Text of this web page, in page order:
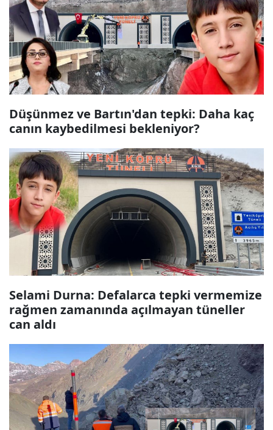
Düşünmez ve Bartın'dan tepki: Daha kaç
canın kaybedilmesi bekleniyor?
Selami Durna: Defalarca tepki vermemize
rağmen zamanında açılmayan tüneller
can aldı